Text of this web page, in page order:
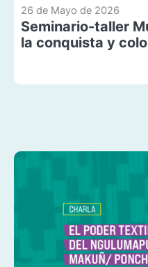
26 de Mayo de 2026
Seminario-taller
la conquista y